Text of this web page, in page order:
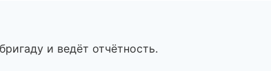
и ведёт отчётность.